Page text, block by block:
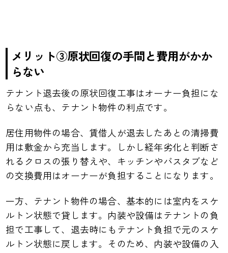
メリット③原状回復の手間と費用がかか
らない
テナント退去後の原状回復工事はオーナー負担にな
らない点も、テナント物件の利点です。
居住用物件の場合、賃借人が退去したあとの清掃費
用は敷金から充当します。しかし経年劣化と判断さ
れるクロスの張り替えや、キッチンやバスタブなど
の交換費用はオーナーが負担することになります。
一方、テナント物件の場合、基本的には室内をスケ
ルトン状態で貸します。内装や設備はテナントの負
担で工事して、退去時にもテナント負担で元のスケ
ルトン状態に戻します。そのため、内装や設備の入